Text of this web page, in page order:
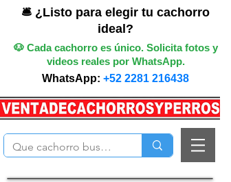
🛎️ ¿Listo para elegir tu cachorro
ideal?
🐶 Cada cachorro es único. Solicita fotos y
videos reales por WhatsApp.
WhatsApp: +52 2281 216438